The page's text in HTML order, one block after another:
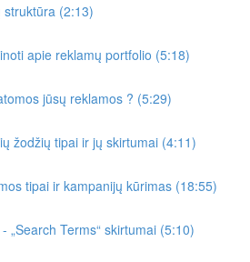
struktūra (2:13)
apie reklamų portfolio (5:18)
jūsų reklamos ? (5:29)
žodžių tipai ir jų skirtumai (4:11)
tipai ir kampanijų kūrimas (18:55)
- „Search Terms“ skirtumai (5:10)